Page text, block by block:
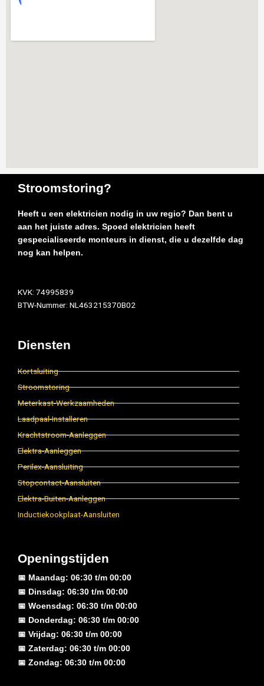
Stroomstoring?
Heeft u een elektricien nodig in uw regio? Dan bent u
aan het juiste adres. Spoed elektricien heeft
gespecialiseerde monteurs in dienst, die u dezelfde dag
nog kan helpen.
KVK: 74995839
BTW-Nummer: NL463215370B02
Diensten
Kortsluiting
Stroomstoring
Meterkast-Werkzaamheden
Laadpaal-Installeren
Krachtstroom-Aanleggen
Elektra-Aanleggen
Perilex-Aansluiting
Stopcontact-Aansluiten
Elektra-Buiten-Aanleggen
Inductiekookplaat-Aansluiten
Openingstijden
📅 Maandag: 06:30 t/m 00:00
📅 Dinsdag: 06:30 t/m 00:00
📅 Woensdag: 06:30 t/m 00:00
📅 Donderdag: 06:30 t/m 00:00
📅 Vrijdag: 06:30 t/m 00:00
📅 Zaterdag: 06:30 t/m 00:00
📅 Zondag: 06:30 t/m 00:00